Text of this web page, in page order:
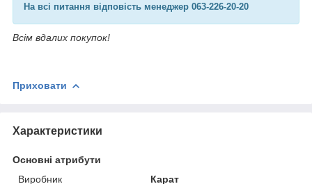
На всі питання відповість менеджер 063-226-20-20
Всім вдалих покупок!
Приховати
Характеристики
Основні атрибути
Виробник
Карат